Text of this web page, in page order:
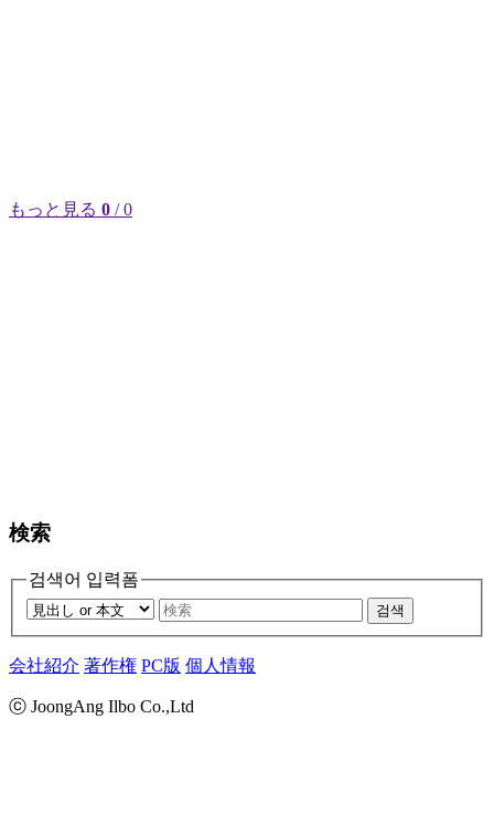
もっと見る 0 / 0
検索
검색어 입력폼
검색
会社紹介 著作権 PC版 個人情報
ⓒ JoongAng Ilbo Co.,Ltd